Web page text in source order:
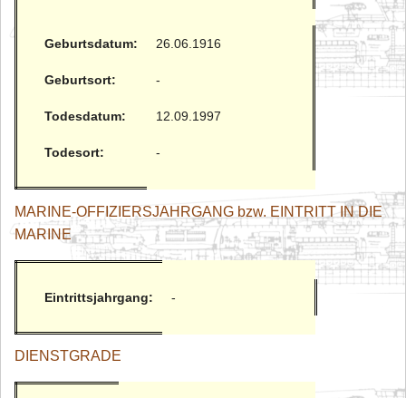
Geburtsdatum: 26.06.1916
Geburtsort: -
Todesdatum: 12.09.1997
Todesort: -
MARINE-OFFIZIERSJAHRGANG bzw. EINTRITT IN DIE
MARINE
Eintrittsjahrgang: -
DIENSTGRADE